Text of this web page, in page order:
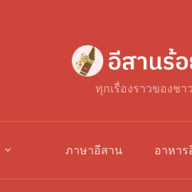
ทุกเรื่องราวของชา
ภาษาอีสาน อาหาร